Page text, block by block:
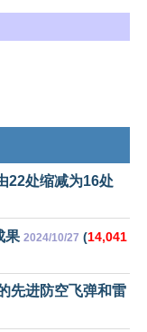
22处缩减为16处
果 2024/10/27 (14,041
先进防空飞弹和雷